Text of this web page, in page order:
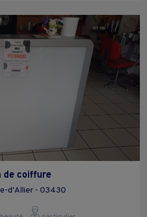
de coiffure
d'Allier - 03430